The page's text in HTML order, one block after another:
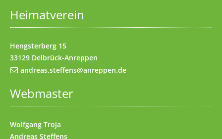
Impressum(Access key 8)
Kontakt(Access key 9)
Heimatverein
Hengsterberg 15
33129 Delbrück-Anreppen
andreas.steffens@anreppen.de
Webmaster
Wolfgang Troja
Andreas Steffens